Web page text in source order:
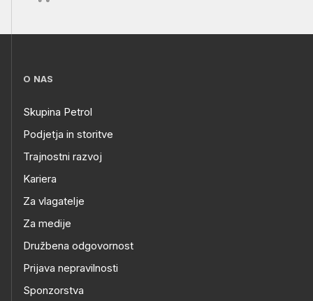
O NAS
Skupina Petrol
Podjetja in storitve
Trajnostni razvoj
Kariera
Za vlagatelje
Za medije
Družbena odgovornost
Prijava nepravilnosti
Sponzorstva